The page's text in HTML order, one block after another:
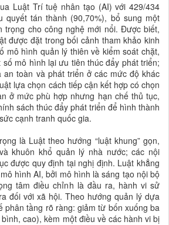
Luật Trí tuệ nhân tạo (AI) với 429/434
quyết tán thành (90,70%), bổ sung một
trọng cho công nghệ mới nổi. Được biết,
được đặt trong bối cảnh tham khảo kinh
mô hình quản lý thiên về kiểm soát chặt,
mô hình lại ưu tiên thúc đẩy phát triển;
toàn và phát triển ở các mức độ khác
lựa chọn cách tiếp cận kết hợp có chọn
ở mức phù hợp nhưng hạn chế thủ tục,
sách thúc đẩy phát triển để hình thành
cạnh tranh quốc gia.
là Luật theo hướng “luật khung” gọn,
khuôn khổ quản lý nhà nước; các nội
được quy định tại nghị định. Luật khẳng
hình AI, bởi mô hình là sáng tạo nội bộ
tâm điều chỉnh là đầu ra, hành vi sử
đối với xã hội. Theo hướng quản lý dựa
phân tầng rõ ràng: giảm từ bốn xuống ba
cao), kèm một điều về các hành vi bị